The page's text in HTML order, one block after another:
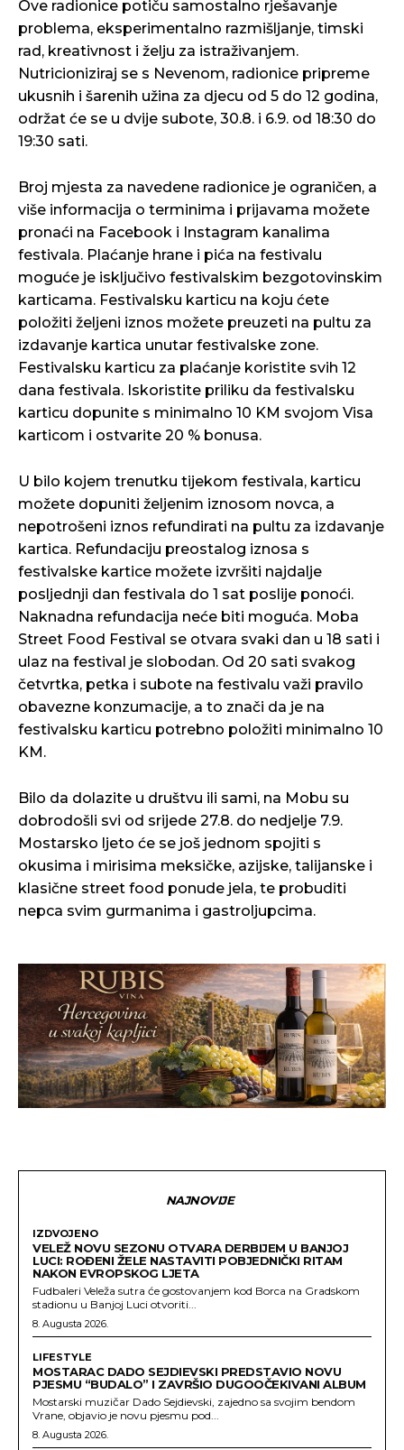
Ove radionice potiču samostalno rješavanje
problema, eksperimentalno razmišljanje, timski
rad, kreativnost i želju za istraživanjem.
Nutricioniziraj se s Nevenom, radionice pripreme
ukusnih i šarenih užina za djecu od 5 do 12 godina,
održat će se u dvije subote, 30.8. i 6.9. od 18:30 do
19:30 sati.
Broj mjesta za navedene radionice je ograničen, a
više informacija o terminima i prijavama možete
pronaći na Facebook i Instagram kanalima
festivala. Plaćanje hrane i pića na festivalu
moguće je isključivo festivalskim bezgotovinskim
karticama. Festivalsku karticu na koju ćete
položiti željeni iznos možete preuzeti na pultu za
izdavanje kartica unutar festivalske zone.
Festivalsku karticu za plaćanje koristite svih 12
dana festivala. Iskoristite priliku da festivalsku
karticu dopunite s minimalno 10 KM svojom Visa
karticom i ostvarite 20 % bonusa.
U bilo kojem trenutku tijekom festivala, karticu
možete dopuniti željenim iznosom novca, a
nepotrošeni iznos refundirati na pultu za izdavanje
kartica. Refundaciju preostalog iznosa s
festivalske kartice možete izvršiti najdalje
posljednji dan festivala do 1 sat poslije ponoći.
Naknadna refundacija neće biti moguća. Moba
Street Food Festival se otvara svaki dan u 18 sati i
ulaz na festival je slobodan. Od 20 sati svakog
četvrtka, petka i subote na festivalu važi pravilo
obavezne konzumacije, a to znači da je na
festivalsku karticu potrebno položiti minimalno 10
KM.
Bilo da dolazite u društvu ili sami, na Mobu su
dobrodošli svi od srijede 27.8. do nedjelje 7.9.
Mostarsko ljeto će se još jednom spojiti s
okusima i mirisima meksičke, azijske, talijanske i
klasične street food ponude jela, te probuditi
nepca svim gurmanima i gastroljupcima.
NAJNOVIJE
IZDVOJENO
VELEŽ NOVU SEZONU OTVARA DERBIJEM U BANJOJ
LUCI: ROĐENI ŽELE NASTAVITI POBJEDNIČKI RITAM
NAKON EVROPSKOG LJETA
Fudbaleri Veleža sutra će gostovanjem kod Borca na Gradskom
stadionu u Banjoj Luci otvoriti...
8. Augusta 2026.
LIFESTYLE
MOSTARAC DADO SEJDIEVSKI PREDSTAVIO NOVU
PJESMU “BUDALO” I ZAVRŠIO DUGOOČEKIVANI ALBUM
Mostarski muzičar Dado Sejdievski, zajedno sa svojim bendom
Vrane, objavio je novu pjesmu pod...
8. Augusta 2026.